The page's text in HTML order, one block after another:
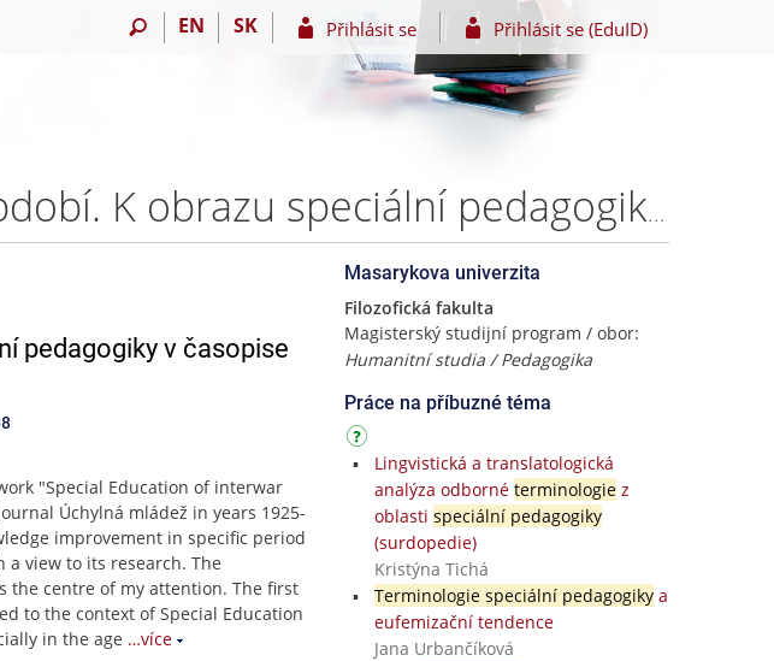
EN SK Přihlásit se Přihlásit se (EduID)
Speciální pedagogika v meziválečném období. K obrazu speciální pedagogiky v časopise Úchylná mládež v období 1925-1938 – Mgr. Michaela Valová
pedagogiky v časopise
"Special Education of interwar
Úchylná mládež in years 1925-
improvement in specific period
a view to its research. The
the centre of my attention. The first
to the context of Special Education
in the age …více
Masarykova univerzita
Filozofická fakulta
Magisterský studijní program / obor:
Humanitní studia / Pedagogika
Práce na příbuzné téma
Lingvistická a translatologická
analýza odborné terminologiez
oblasti speciální pedagogiky
(surdopedie)
Kristýna Tichá
Terminologie speciální pedagogikya
eufemizační tendence
Jana Urbančíková